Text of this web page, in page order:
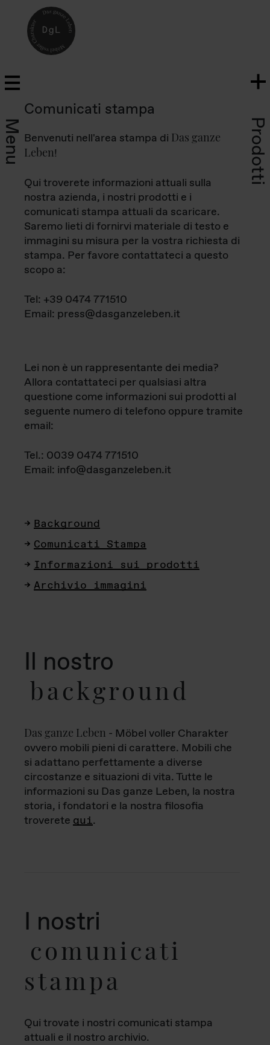
Menu Prodotti
Comunicati stampa
Benvenuti nell'area stampa di Das ganze
Leben!
Qui troverete informazioni attuali sulla
nostra azienda, i nostri prodotti e i
comunicati stampa attuali da scaricare.
Saremo lieti di fornirvi materiale di testo e
immagini su misura per la vostra richiesta di
stampa. Per favore contattateci a questo
scopo a:
Tel: +39 0474 771510
Email: press@dasganzeleben.it
Lei non è un rappresentante dei media?
Allora contattateci per qualsiasi altra
questione come informazioni sui prodotti al
seguente numero di telefono oppure tramite
email:
Tel.: 0039 0474 771510
Email: info@dasganzeleben.it
Background
Comunicati Stampa
Informazioni sui prodotti
Archivio immagini
Il nostro
background
Das ganze Leben - Möbel voller Charakter
ovvero mobili pieni di carattere. Mobili che
si adattano perfettamente a diverse
circostanze e situazioni di vita. Tutte le
informazioni su Das ganze Leben, la nostra
storia, i fondatori e la nostra filosofia
troverete qui.
I nostri
comunicati
stampa
Qui trovate i nostri comunicati stampa
attuali e il nostro archivio.